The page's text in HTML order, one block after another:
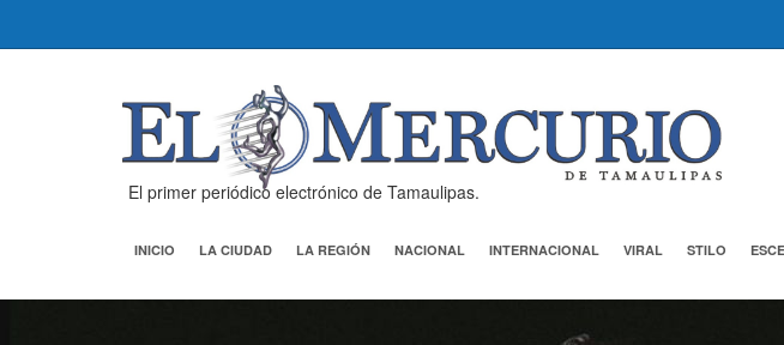
El primer periódico electrónico de Tamaulipas.
INICIO LA CIUDAD LA REGIÓN NACIONAL INTERNACIONAL VIRAL STILO